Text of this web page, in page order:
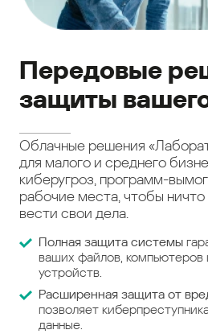
Передовые
защиты
Облачные решения
для малого и среднего
киберугроз, программ-
рабочие места, чтобы
вести свои дела.
Полная защита системы
ваших файлов, компьютеров
устройств.
Расширенная защита от
позволяет
данные.